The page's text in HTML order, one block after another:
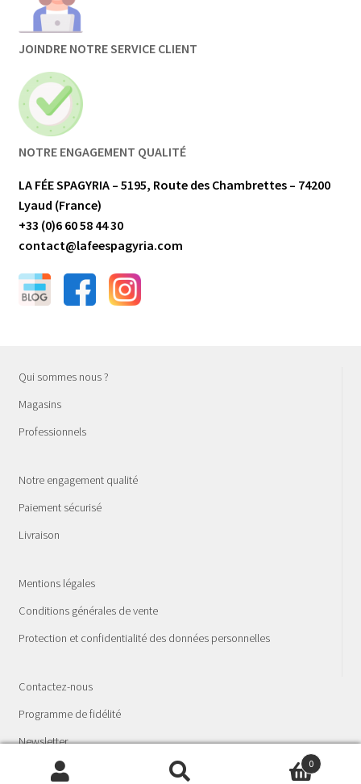
JOINDRE NOTRE SERVICE CLIENT
NOTRE ENGAGEMENT QUALITÉ
LA FÉE SPAGYRIA – 5195, Route des Chambrettes – 74200
Lyaud (France)
+33 (0)6 60 58 44 30
contact@lafeespagyria.com
Qui sommes nous ?
Magasins
Professionnels
Notre engagement qualité
Paiement sécurisé
Livraison
Mentions légales
Conditions générales de vente
Protection et confidentialité des données personnelles
Contactez-nous
Programme de fidélité
Newsletter
© La Fée Spagyria - Laboratoire phyto-spagyrique 2026
0